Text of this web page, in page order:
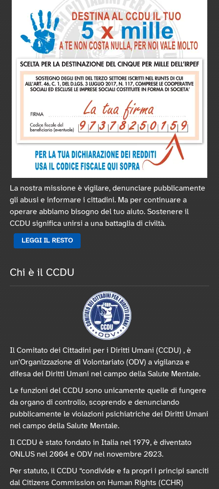
La nostra missione è vigilare, denunciare pubblicamente
gli abusi e informare i cittadini. Ma per continuare a
operare abbiamo bisogno del tuo aiuto. Sostenere il
CCDU significa unirsi a una battaglia di civiltà.
LEGGI IL RESTO
Chi è il CCDU
Il Comitato dei Cittadini per i Diritti Umani (CCDU) , è
un'Organizzazione di Volontariato (ODV) a vigilanza e
difesa dei Diritti Umani nel campo della Salute Mentale.
Le funzioni del CCDU sono unicamente quelle di fungere
da organo di controllo, scoprendo e denunciando
pubblicamente le violazioni psichiatriche dei Diritti Umani
nel campo della Salute Mentale.
Il CCDU è stato fondato in Italia nel 1979, è diventato
ONLUS nel 2004 e ODV nel novembre 2023.
Per statuto, il CCDU “condivide e fa propri i principi sanciti
dal Citizens Commission on Human Rights (CCHR)